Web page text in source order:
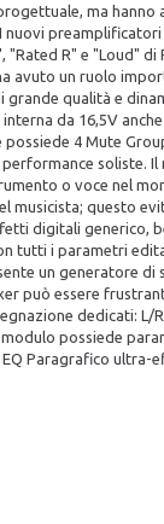
ma
R" e "Loud" di
avuto un ruolo
qualità e
da 16,5V
4 Mute
soliste.
o voce nel
musicista; questo
digitali generico,
tutti i parametri
un generatore di
può essere
dedicati: L/
possiede
Paragrafico ultra-